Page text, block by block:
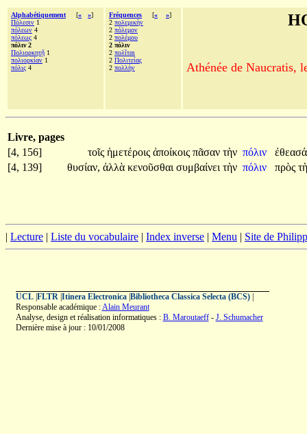
Alphabétiquement [« »]
Πόλεσιν 1
πόλεων 4
πόλεως 4
πόλιν 2
Πολιορκητῇ 1
πολιορκίαν 1
πόλις 4
Fréquences [« »]
2 πολεμικὴν
2 πόλεμον
2 πολέμου
2 πόλιν
2 πολῖται
2 Πολιτείας
2 πολλὴν Athénée de Naucratis,
Livre, pages
[4, 156]
τοῖς ἡμετέροις ἀποίκοις πᾶσαν τὴν πόλιν
[4, 139]
θυσίαν, ἀλλὰ κενοῦσθαι συμβαίνει τὴν πόλιν πρὸς
| Lecture | Liste du vocabulaire | Index inverse | Menu | Site de
UCL| FLTR| Itinera Electronica| Bibliotheca Classica Selecta (BCS)|
Responsable académique :Alain Meurant
Analyse, design et réalisation informatiques : B. Maroutaeff- J. Schumacher
Dernière mise à jour : 10/01/2008